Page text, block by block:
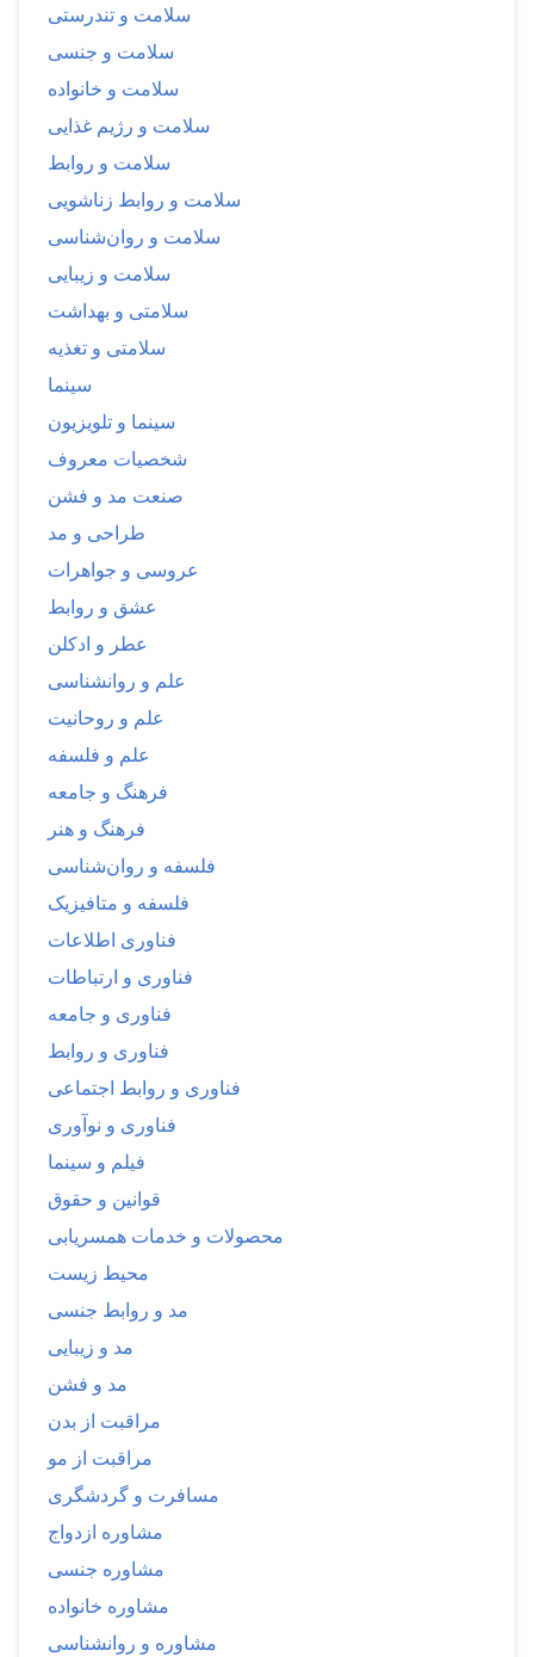
سلامت و تندرستی
سلامت و جنسی
سلامت و خانواده
سلامت و رژیم غذایی
سلامت و روابط
سلامت و روابط زناشویی
سلامت و روان‌شناسی
سلامت و زیبایی
سلامتی و بهداشت
سلامتی و تغذیه
سینما
سینما و تلویزیون
شخصیات معروف
صنعت مد و فشن
طراحی و مد
عروسی و جواهرات
عشق و روابط
عطر و ادکلن
علم و روانشناسی
علم و روحانیت
علم و فلسفه
فرهنگ و جامعه
فرهنگ و هنر
فلسفه و روان‌شناسی
فلسفه و متافیزیک
فناوری اطلاعات
فناوری و ارتباطات
فناوری و جامعه
فناوری و روابط
فناوری و روابط اجتماعی
فناوری و نوآوری
فیلم و سینما
قوانین و حقوق
محصولات و خدمات همسریابی
محیط زیست
مد و روابط جنسی
مد و زیبایی
مد و فشن
مراقبت از بدن
مراقبت از مو
مسافرت و گردشگری
مشاوره ازدواج
مشاوره جنسی
مشاوره خانواده
مشاوره و روانشناسی